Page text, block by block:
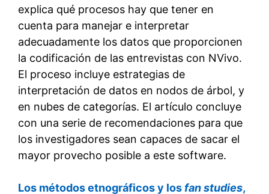
explica qué procesos hay que tener en
cuenta para manejar e interpretar
adecuadamente los datos que proporcionen
la codificación de las entrevistas con NVivo.
El proceso incluye estrategias de
interpretación de datos en nodos de árbol, y
en nubes de categorías. El artículo concluye
con una serie de recomendaciones para que
los investigadores sean capaces de sacar el
mayor provecho posible a este software.
Los métodos etnográficos y losfan studies,